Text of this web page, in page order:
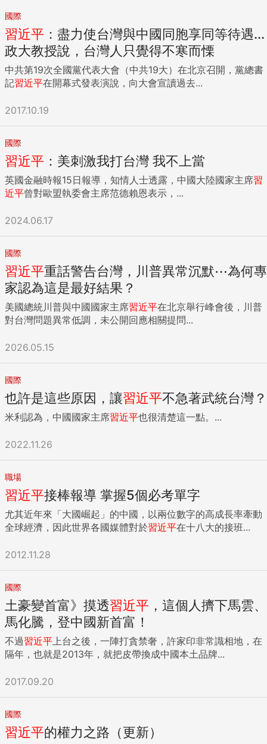
國際
習近平 ：盡力使台灣與中國同胞享同等待遇...
政大教授說，台灣人只覺得不寒而慄
中共第19次全國黨代表大會（中共19大）在北京召開，黨總書
記習近平在開幕式發表演說，向大會宣讀過去...
2017.10.19
國際
習近平 ：美刺激我打台灣 我不上當
英國金融時報15日報導，知情人士透露，中國大陸國家主席習
近平曾對歐盟執委會主席范德賴恩表示，...
2024.06.17
國際
習近平重話警告台灣，川普異常沉默⋯為何專
家認為這是最好結果？
美國總統川普與中國國家主席習近平在北京舉行峰會後，川普
對台灣問題異常低調，未公開回應相關提問...
2026.05.15
國際
也許是這些原因，讓習近平不急著武統台灣？
米利認為，中國國家主席習近平也很清楚這一點。...
2022.11.26
職場
習近平接棒報導 掌握5個必考單字
尤其近年來「大國崛起」的中國，以兩位數字的高成長率牽動
全球經濟，因此世界各國媒體對於習近平在十八大的接班...
2012.11.28
國際
土豪變首富》摸透習近平 ，這個人擠下馬雲、
馬化騰，登中國新首富！
不過習近平 上台之後，一陣打貪禁奢，許家印非常識相地，在
隔年，也就是2013年，就把皮帶換成中國本土品牌...
2017.09.20
國際
習近平的權力之路（更新）